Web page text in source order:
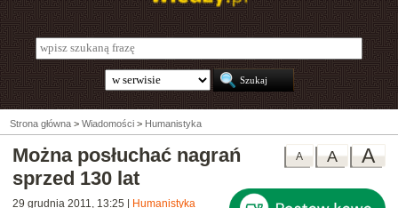
Strona główna > Wiadomości > Humanistyka
A
A
A
Można posłuchać nagrań
sprzed 130 lat
29 grudnia 2011, 13:25 Humanistyka